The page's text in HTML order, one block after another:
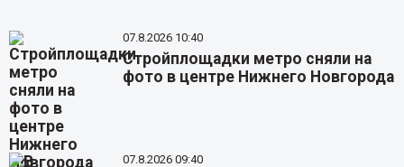
07.8.2026 10:40
Стройплощадки метро сняли на
фото в центре Нижнего Новгорода
07.8.2026 09:40